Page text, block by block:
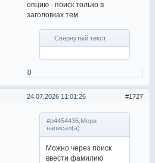
опцию - поиск только в
заголовках тем.
Свернутый текст
0
1727
24.07.2026 11:01:26
#p4454436,Мери
написал(а):
Можно через поиск
ввести фамилию